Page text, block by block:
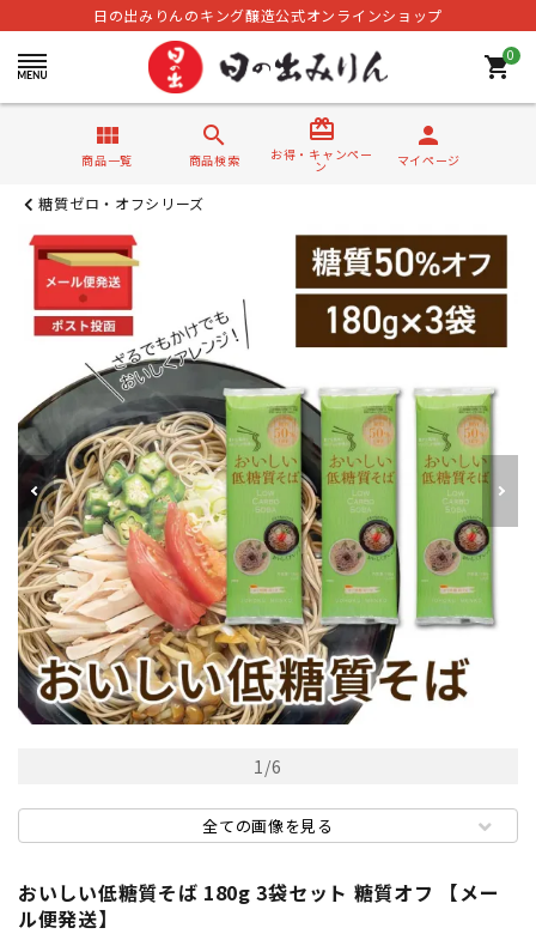
日の出みりんのキング醸造公式オンラインショップ
0
shopping_cart
view_module
商品一覧
search
商品検索
card_giftcard
お得・キャンペー
ン
person
マイページ
糖質ゼロ・オフシリーズ
1/6
全ての画像を見る
おいしい低糖質そば 180g 3袋セット 糖質オフ 【メー
ル便発送】